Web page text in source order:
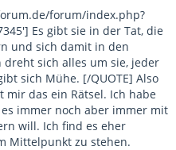
forum/index.php?
Es gibt sie in der Tat, die
und sich damit in den
sich alles um sie, jeder
sich Mühe. [/QUOTE] Also
mir das ein Rätsel. Ich habe
immer noch aber immer mit
will. Ich find es eher
Mittelpunkt zu stehen.